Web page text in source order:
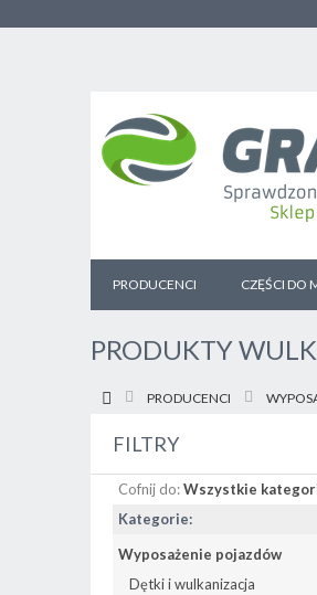
PRODUCENCI CZĘŚCI DO
PRODUKTY
PRODUCENCI
FILTRY
Cofnij do:Wszystkie
Kategorie:
Wyposażenie pojazdów
Dętki i wulkanizacja